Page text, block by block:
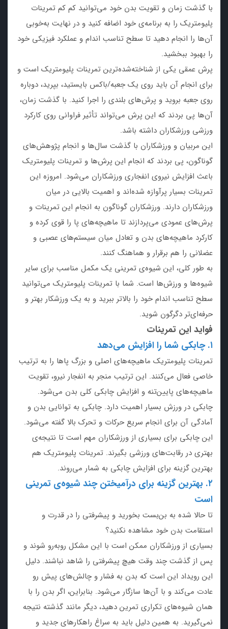
با گذشت زمان و تقویت بدن خود می‌توانید کم کم تمرینات
پلیومتریک را به برنامه‌ی خود اضافه کنید و در نهایت به‌خوبی
آن‌ها را انجام دهید تا سطح تناسب اندام و عملکرد فیزیکی خود
را بهبود ببخشید.
پرش عمقی یکی از شناخته‌شده‌ترین تمرینات پلیومتریک است و
برای انجام آن باید روی یک جعبه/باکس بایستید، بپرید، دوباره
روی جعبه بروید و پرش‌های بلندی را اجرا کنید. با گذشت زمان،
آن‌ها پی بردند که این پرش می‌تواند تأثیر فراوانی روی کارکرد
ورزشی ورزشکاران داشته باشد.
این مربیان و ورزشکاران با گذشت سال‌ها و انجام پژوهش‌های
گوناگون، پی بردند که انجام این پرش‌ها و تمرینات پلیومتریک
باعث افزایش نیروی انفجاری ورزشکاران می‌شود. امروزه این
تمرینات بسیار پرآوازه شده‌اند و اهمیت بالایی در میان
ورزشکاران دارند. ورزشکاران گوناگون به انجام این تمرینات و
پرش‌های عمودی می‌پردازند تا ماهیچه‌های پا را قوی کرده و
کارکرد ماهیچه‌های بدن و تعادل میان سیستم‌های عصبی و
عضلانی را هم برقرار و هماهنگ کنند.
به طور کلی، این شیوه‌ی تمرینی یک مکمل مناسب برای سایر
شیوه‌ها و ورزش‌ها است. شما با تمرینات پلیومتریک می‌توانید
سطح تناسب اندام خود را بالاتر ببرید و به یک ورزشکار بهتر و
حرفه‌ای‌تر دگرگون شوید.
فواید این تمرینات
۱. چابکی شما را افزایش می‌دهد
تمرینات پلیومتریک ماهیچه‌های اصلی و بزرگ پاها را به ترتیب
خاصی فعال می‌کنند. این ترتیب منجر به انفجار نیرو، تقویت
ماهیچه‌های پایین‌تنه و افزایش چابکی کلی بدن می‌شود.
چابکی در ورزش بسیار اهمیت دارد. چابکی به توانایی بدن و
آمادگی آن برای انجام سریع حرکات و تحرک بالا گفته می‌شود.
این چابکی برای بسیاری از ورزشکاران مهم است تا نتیجه‌ی
بهتری در رقابت‌های ورزشی بگیرند. تمرینات پلیومتریک هم
بهترین گزینه برای افزایش چابکی به شمار می‌روند.
۲. بهترین گزینه برای درآمیختن چند شیوه‌‌ی تمرینی
است
تا حالا شده به بن‌بست بخورید و پیشرفتی را در قدرت و
استقامت بدن خود مشاهده نکنید؟
بسیاری از ورزشکاران ممکن است با این مشکل روبه‌رو شوند و
پس از گذشت چند وقت هیچ پیشرفتی را شاهد نباشند. دلیل
این رویداد این است که بدن به فشار و چالش‌های پیش رو
عادت می‌کند و با آن‌ها سازگار می‌شود. بنابراین، اگر بدن را با
همان شیوه‌های تکراری تمرین دهید، دیگر مانند گذشته نتیجه
نمی‌گیرید. به همین دلیل باید به سراغ راهکارهای جدید و